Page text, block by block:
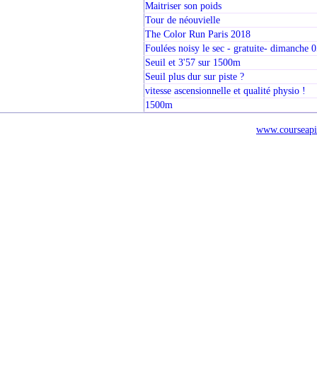
Maitriser son poids
Tour de néouvielle
The Color Run Paris 2018
Foulées noisy le sec - gratuite- dimanche
Seuil et 3'57 sur 1500m
Seuil plus dur sur piste ?
vitesse ascensionnelle et qualité physio !
1500m